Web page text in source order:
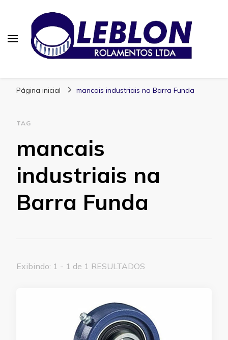
Página inicial mancais industriais na Barra Funda
TAG
mancais
industriais na
Barra Funda
Exibindo: 1 - 1 de 1 RESULTADOS